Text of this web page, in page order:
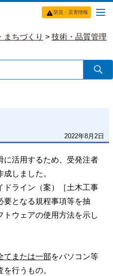
防災・災害情報
まちづくり > 技術・品質管理
2022年8月2日
活用するため、受発注者
しました。
ライン（案）［土木工事
要となる規程事項等を抽
トウェアの使用方法を示し
てまたは一部をパソコン等
行うもの。